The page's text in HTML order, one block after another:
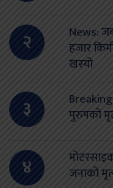
२
News:
हजार
खस्यो
३
पुरुषको
४
जनाको